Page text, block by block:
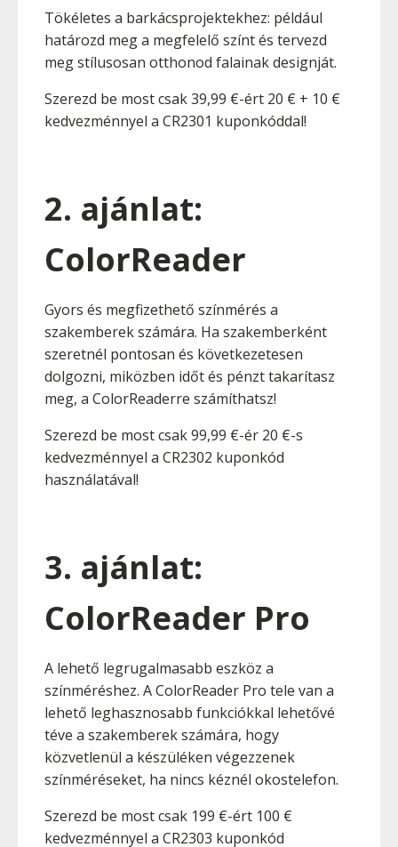
Tökéletes a barkácsprojektekhez: például
határozd meg a megfelelő színt és tervezd
meg stílusosan otthonod falainak designját.
Szerezd be most csak 39,99 €-ért 20 € + 10 €
kedvezménnyel a CR2301 kuponkóddal!
2. ajánlat:
ColorReader
Gyors és megfizethető színmérés a
szakemberek számára. Ha szakemberként
szeretnél pontosan és következetesen
dolgozni, miközben időt és pénzt takarítasz
meg, a ColorReaderre számíthatsz!
Szerezd be most csak 99,99 €-ér 20 €-s
kedvezménnyel a CR2302 kuponkód
használatával!
3. ajánlat:
ColorReader Pro
A lehető legrugalmasabb eszköz a
színméréshez. A ColorReader Pro tele van a
lehető leghasznosabb funkciókkal lehetővé
téve a szakemberek számára, hogy
közvetlenül a készüléken végezzenek
színméréseket, ha nincs kéznél okostelefon.
Szerezd be most csak 199 €-ért 100 €
kedvezménnyel a CR2303 kuponkód